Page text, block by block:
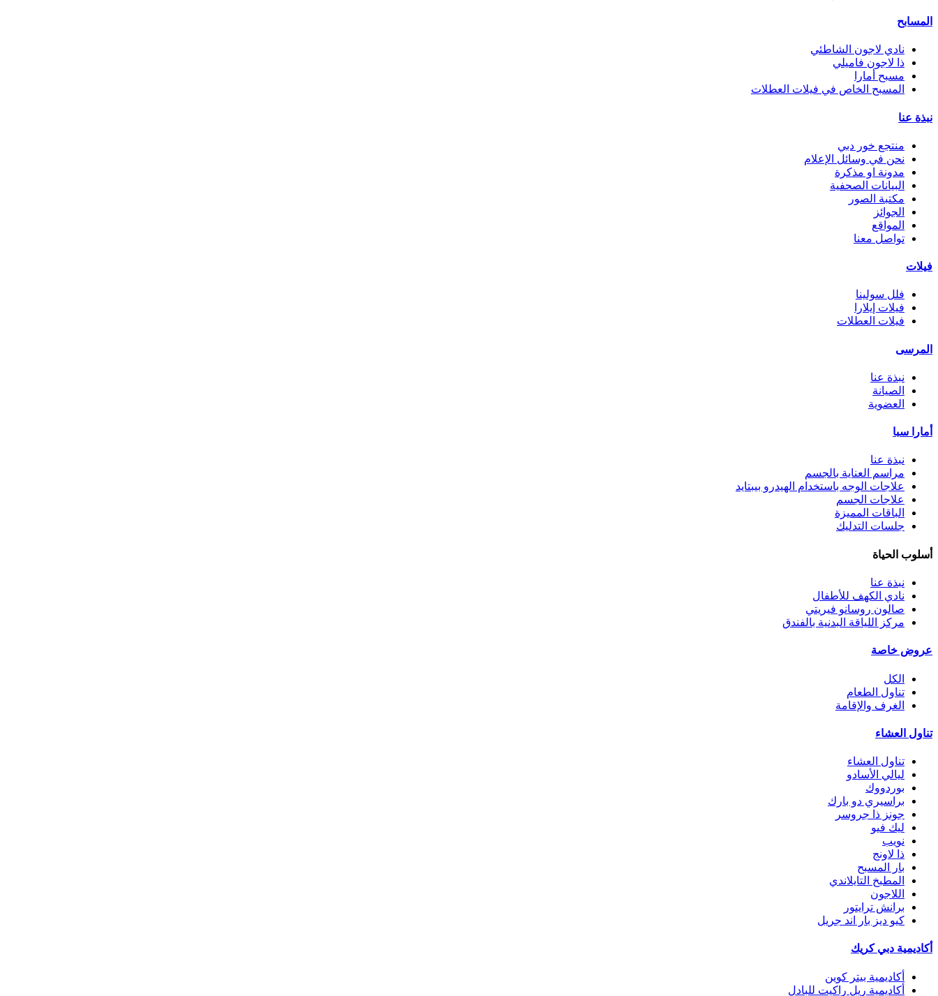
المسابح
نادي لاجون الشاطئي
ذا لاجون فاميلي
مسبح أمارا
المسبح الخاص في فيلات العطلات
نبذة عنا
منتجع خور دبي
نحن في وسائل الإعلام
مدونة او مذكرة
البيانات الصحفية
مكتبة الصور
الجوائز
المواقع
تواصل معنا
فيلات
فلل سولينا
فيلات إيلارا
فيلات العطلات
المرسى
نبذة عنا
الصيانة
العضوية
أمارا سبا
نبذة عنا
مراسم العناية بالجسم
علاجات الوجه باستخدام الهيدرو بيبتايد
علاجات الجسم
الباقات المميزة
جلسات التدليك
أسلوب الحياة
نبذة عنا
نادي الكهف للأطفال
صالون روسانو فيريتي
مركز اللياقة البدنية بالفندق
عروض خاصة
الكل
تناول الطعام
الغرف والإقامة
تناول العشاء
تناول العشاء
ليالي الأسادو
بوردووك
براسيري دو بارك
جونز ذا جروسر
ليك فيو
نويب
ذا لاونج
بار المسبح
المطبخ التايلاندي
اللاجون
برانش ترايتور
كيو ديز بار اند جريل
أكاديمية دبي كريك
أكاديمية بيتر كوين
أكاديمية ريل راكيت للبادل